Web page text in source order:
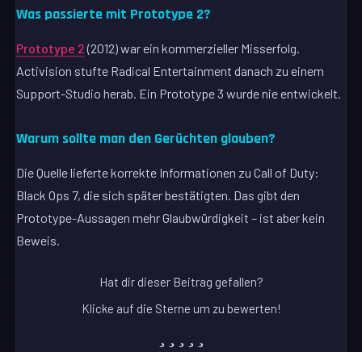
Was passierte mit Prototype 2?
Prototype 2(2012) war ein kommerzieller Misserfolg.
Activision stufte Radical Entertainment danach zu einem
Support-Studio herab. Ein Prototype 3 wurde nie entwickelt.
Warum sollte man den Gerüchten glauben?
Die Quelle lieferte korrekte Informationen zu Call of Duty:
Black Ops 7, die sich später bestätigten. Das gibt den
Prototype-Aussagen mehr Glaubwürdigkeit – ist aber kein
Beweis.
Hat dir dieser Beitrag gefallen?
Klicke auf die Sterne um zu bewerten!